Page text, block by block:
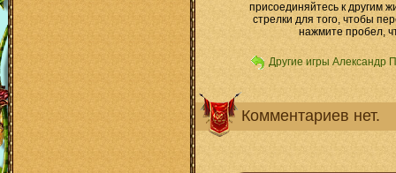
присоединяйтесь к другим
стрелки для того, чтобы
нажмите пробел,
Другие игры Александр
Комментариев нет.